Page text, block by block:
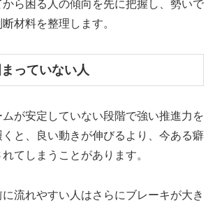
ら困る人の傾向を先に把握し、勢いで
材料を整理します。
っていない人
ムが安定していない段階で強い推進力を
と、良い動きが伸びるより、今ある癖
てしまうことがあります。
流れやすい人はさらにブレーキが大き